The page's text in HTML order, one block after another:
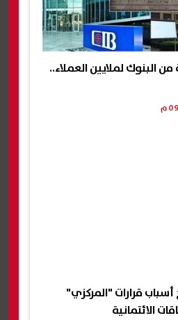
البنوك لملايين العملاء..
قرارات "المركزي"
الائتمانية